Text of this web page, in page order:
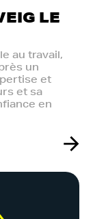
LE
au travail,
un
et
et sa
en